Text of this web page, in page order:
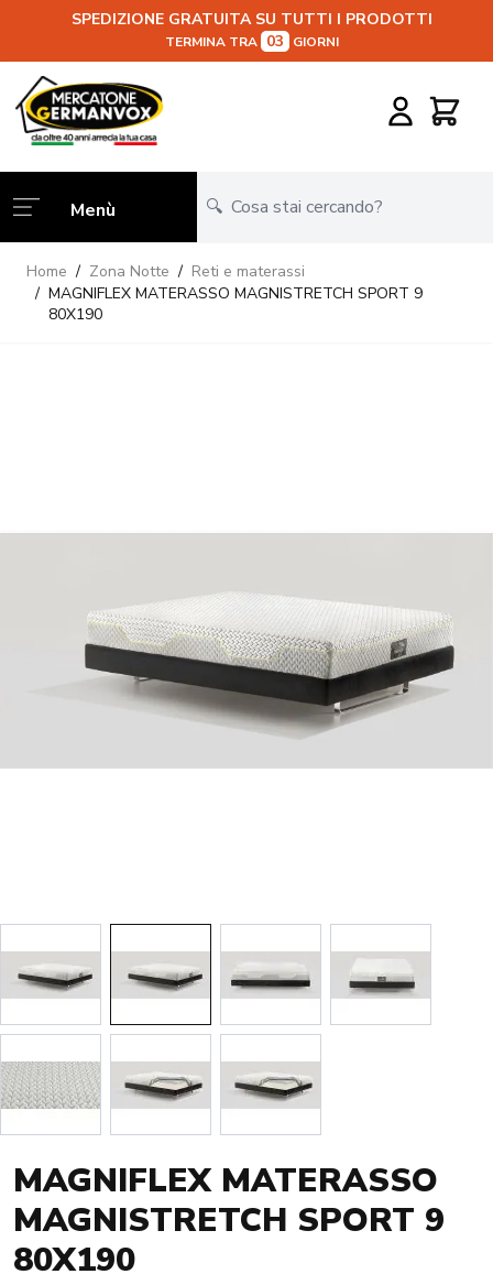
SPEDIZIONE GRATUITA SU TUTTI I PRODOTTI
TERMINA TRA 03 GIORNI
Salta al contenuto
Carrello
Menù
Home / Zona Notte / Reti e materassi
/ MAGNIFLEX MATERASSO MAGNISTRETCH SPORT 9
80X190
MAGNIFLEX MATERASSO
MAGNISTRETCH SPORT 9
80X190